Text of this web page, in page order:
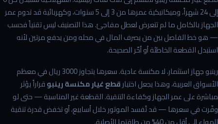
إلى 24 شهراً، وميكانيكية عمرها من 3 إلى 5 سنوات، وكهربائية قد تدوم عمر
الجهاز بالكامل ما لم تتعرض لعطل مفاجئ. هذا التصنيف ليس تقنياً فحسب
— هو خط الفاصل بين من يصرف المال في محله ومن يدفع مرتين لأنه
استبدل القطعة الخاطئة أو أخّر الصحيحة.
رينبو جهاز استثمار، لا مكنسة عادية. سعرها يتجاوز 3000 ريال في معظم
الأسواق العربية، وهذا يجعل اختيارقطع غيار مكنسة رينبوقراراً يؤثر
مباشرة على عمر الجهاز وكفاءة التنقية. القطعة غير المناسبة — حتى لو
وفّرت في سعرها — قد تُفسد الموتور خلال أسابيع، أو تخفض قدرة تنقية